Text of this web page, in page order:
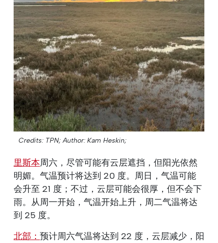
Credits: TPN; Author: Kam Heskin;
里斯本周六，尽管可能有云层遮挡，但阳光依然
明媚。气温预计将达到 20 度。周日，气温可能
会升至 21 度；不过，云层可能会很厚，但不会下
雨。从周一开始，气温开始上升，周二气温将达
到 25 度。
北部： 预计周六气温将达到 22 度，云层减少，阳